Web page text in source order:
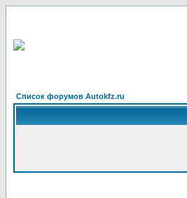
Список форумов Autokfz.ru